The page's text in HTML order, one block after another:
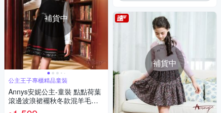
補貨中
公主王子專櫃精品童裝
Annys安妮公主-童裝 點點荷葉
滾邊波浪裙襬秋冬款混羊毛背
心裙*2620黑色
補貨中